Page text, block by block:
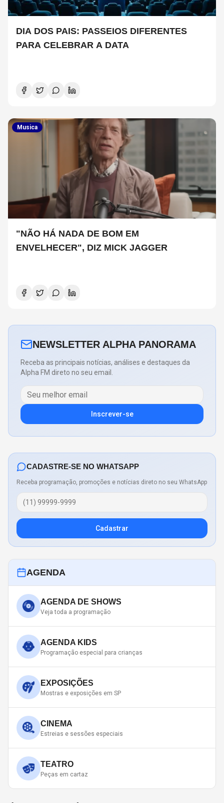
DIA DOS PAIS: PASSEIOS DIFERENTES
PARA CELEBRAR A DATA
Musica
"NÃO HÁ NADA DE BOM EM
ENVELHECER", DIZ MICK JAGGER
NEWSLETTER ALPHA PANORAMA
Receba as principais notícias, análises e destaques da
Alpha FM direto no seu email.
Inscrever-se
CADASTRE-SE NO WHATSAPP
Receba programação, promoções e notícias direto no seu WhatsApp
Cadastrar
AGENDA
AGENDA DE SHOWS
Veja toda a programação
AGENDA KIDS
Programação especial para crianças
EXPOSIÇÕES
Mostras e exposições em SP
CINEMA
Estreias e sessões especiais
TEATRO
Peças em cartaz